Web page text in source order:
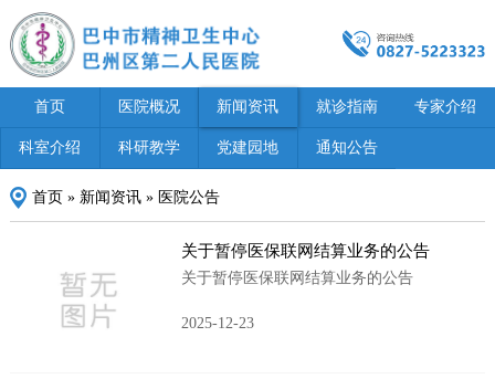
首页 医院概况 新闻资讯 就诊指南 专家介绍
科室介绍 科研教学 党建园地 通知公告
首页» 新闻资讯» 医院公告
关于暂停医保联网结算业务的公告
关于暂停医保联网结算业务的公告
2025-12-23